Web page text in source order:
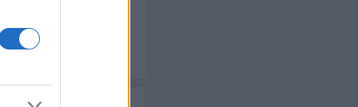
láthatjuk Supermant is,
Batman, Nighwing,